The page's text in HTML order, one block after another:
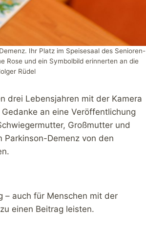
Ihr Platz im Speisesaal des Senioren-
Rose und ein Symbolbild erinnerten an die
Rüdel
drei Lebensjahren mit der Kamera
an eine Veröffentlichung
Großmutter und
Demenz von den
– auch für Menschen mit der
einen Beitrag leisten.